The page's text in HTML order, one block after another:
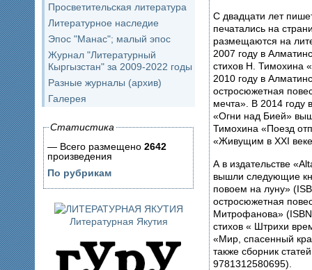
Просветительская литература
Литературное наследие
Эпос "Манас"; малый эпос
Журнал "Литературный
Кыргызстан" за 2009-2022 годы
Разные журналы (архив)
Галерея
Статистика
— Всего размещено 2642
произведения
По рубрикам
Литературная Якутия
С двадцати лет
печатались на
размещаются на
2007 году в
стихов Н. Тимохина
2010 году в
остросюжетная
мечта». В 2014 году
«Огни над Бией»
Тимохина «Поезд
«Живущим в XXI
А в издательстве
вышли следующие
повоем на луну»
остросюжетная
Митрофанова»
стихов « Штрихи
«Мир, спасенный
также сборник
9781312580695).